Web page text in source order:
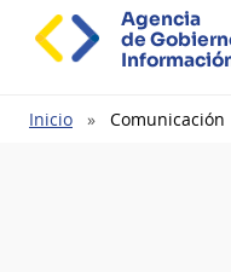
Agencia
de
Ruta
Inicio Comunicación